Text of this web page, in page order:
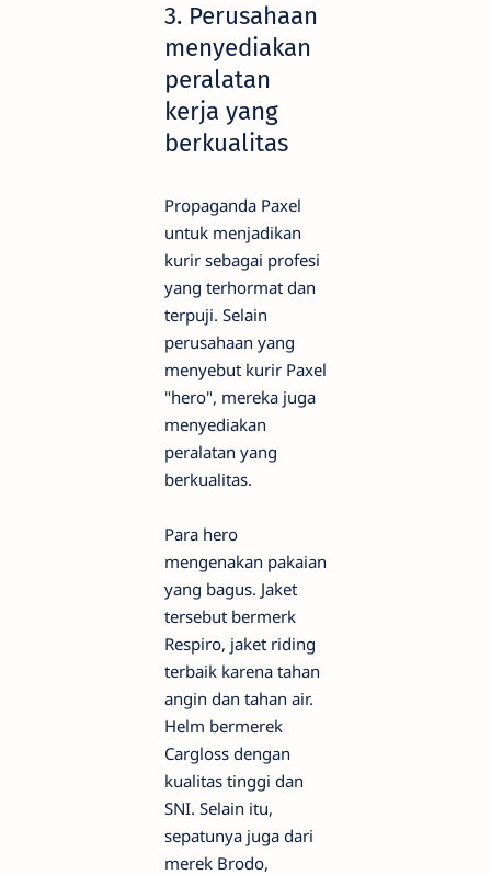
3. Perusahaan
menyediakan
peralatan
kerja yang
berkualitas
Propaganda Paxel
untuk menjadikan
kurir sebagai profesi
yang terhormat dan
terpuji. Selain
perusahaan yang
menyebut kurir Paxel
"hero", mereka juga
menyediakan
peralatan yang
berkualitas.
Para hero
mengenakan pakaian
yang bagus. Jaket
tersebut bermerk
Respiro, jaket riding
terbaik karena tahan
angin dan tahan air.
Helm bermerek
Cargloss dengan
kualitas tinggi dan
SNI. Selain itu,
sepatunya juga dari
merek Brodo,